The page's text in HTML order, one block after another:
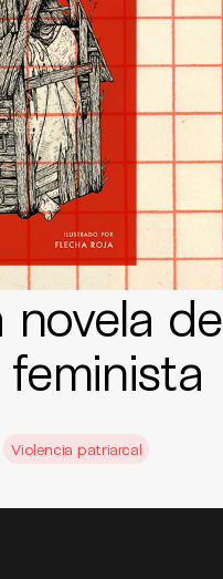
novela de
Violencia patriarcal